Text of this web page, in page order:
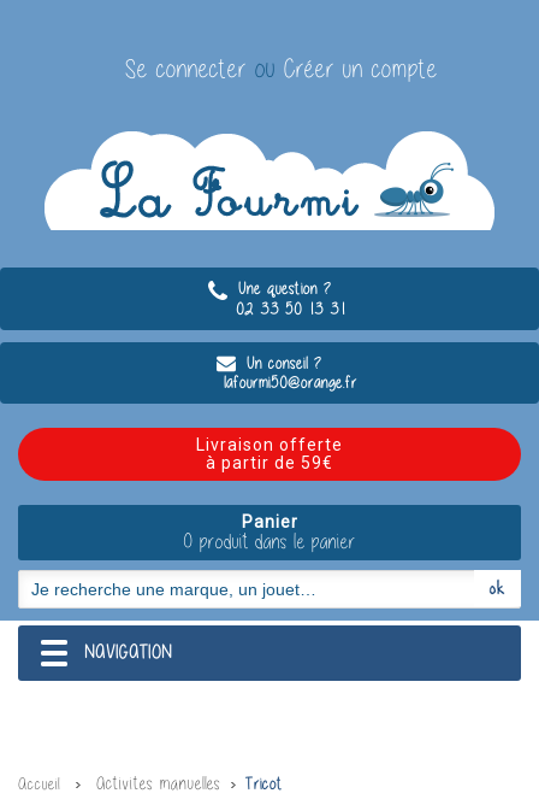
Se connecter ou Créer un compte
Une question ?
02 33 50 13 31
Un conseil ?
lafourmi50@orange.fr
Livraison offerte
à partir de 59€
Panier
0 produit dans le panier
navigation
NAVIGATION
Accueil Activites manuelles Tricot